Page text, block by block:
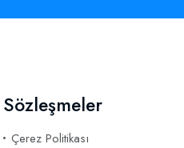
Sözleşmeler
Çerez Politikası